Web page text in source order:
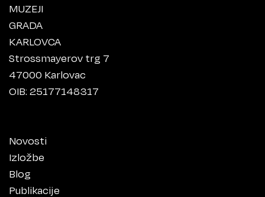
MUZEJI
GRADA
KARLOVCA
Strossmayerov trg 7
47000 Karlovac
OIB: 25177148317
Novosti
Izložbe
Blog
Publikacije